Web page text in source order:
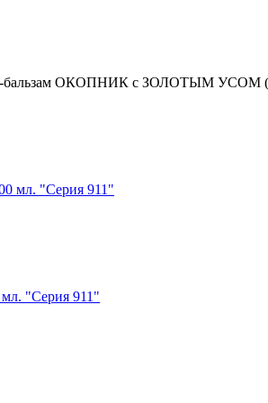
бальзам ОКОПНИК с ЗОЛОТЫМ УСОМ
"Серия 911"